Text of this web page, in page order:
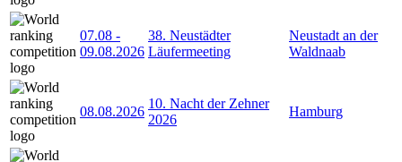
07.08 -
09.08.2026
38. Neustädter
Läufermeeting
Neustadt an der
Waldnaab
08.08.2026
10. Nacht der Zehner
2026
Hamburg